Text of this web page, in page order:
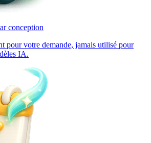
conception
pour votre demande, jamais utilisé pour
IA.